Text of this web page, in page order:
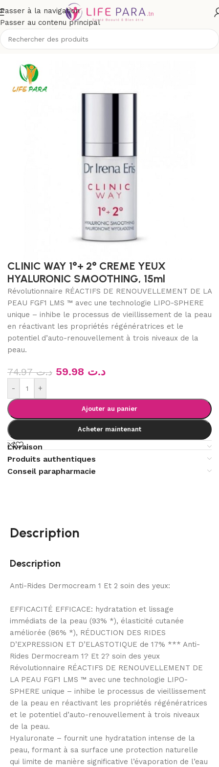
Passer à la navigation
Passer au contenu principal
Accueil/Boutique/Visage/Yeux et lèvres/Contour des yeux
CLINIC WAY 1°+ 2° CREME YEUX
HYALURONIC SMOOTHING, 15ml
Révolutionnaire RÉACTIFS DE RENOUVELLEMENT DE LA
PEAU FGF1 LMS ™ avec une technologie LIPO-SPHERE
unique – inhibe le processus de vieillissement de la peau
en réactivant les propriétés régénératrices et le
potentiel d’auto-renouvellement à trois niveaux de la
peau.
د.ت74.97 د.ت
- +
Ajouter au panier
Acheter maintenant
Livraison
Produits authentiques
Conseil parapharmacie
Description
Description
Anti-Rides Dermocream 1 Et 2 soin des yeux:
EFFICACITÉ EFFICACE: hydratation et lissage
immédiats de la peau (93% *), élasticité cutanée
améliorée (86% *), RÉDUCTION DES RIDES
D’EXPRESSION ET D’ELASTOTIQUE de 17% *** Anti-
Rides Dermocream 1? Et 2? soin des yeux
Révolutionnaire RÉACTIFS DE RENOUVELLEMENT DE
LA PEAU FGF1 LMS ™ avec une technologie LIPO-
SPHERE unique – inhibe le processus de vieillissement
de la peau en réactivant les propriétés régénératrices
et le potentiel d’auto-renouvellement à trois niveaux
de la peau.
Hyaluronate – fournit une hydratation intense de la
peau, formant à sa surface une protection naturelle
qui limite de manière significative l’évaporation de l’eau